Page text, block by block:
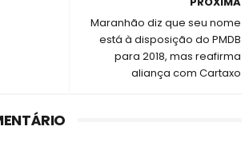
Maranhão diz que seu nome
está à disposição do PMDB
para 2018, mas reafirma
aliança com Cartaxo